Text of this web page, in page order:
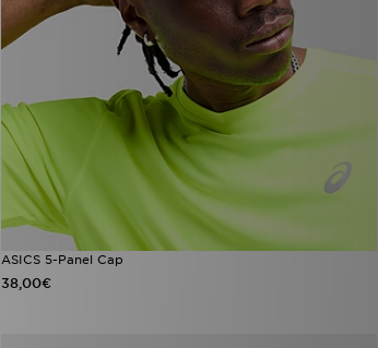
ASICS 5-Panel Cap
38,00€